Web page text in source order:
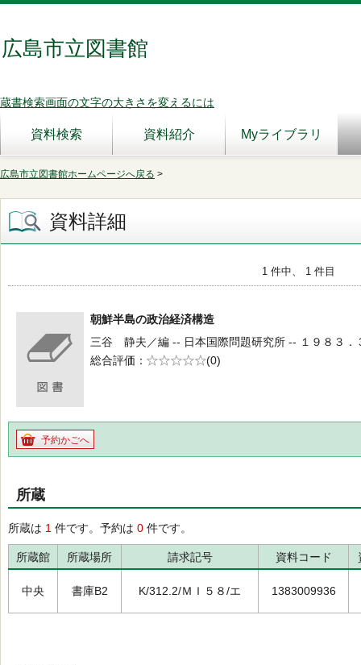
広島市立図書館
蔵書検索画面の文字の大きさを変えるには
資料検索 資料紹介 Myライブラリ
広島市立図書館ホームページへ戻る >
資料詳細
1 件中、 1 件目
朝鮮半島の政治経済構造
三谷 静夫／編 -- 日本国際問題研究所 -- １９８３．
総合評価
5段階評価
(0)
予約かごへ
所蔵
所蔵は 1 件です。予約は 0 件です。
所蔵館 所蔵場所 請求記号 資料コード
中央 書庫B2 K/312.2/ＭＩ５８/エ 1383009936